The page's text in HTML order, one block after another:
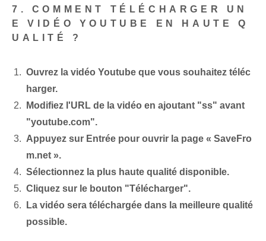
7. COMMENT TÉLÉCHARGER UN
E VIDÉO YOUTUBE EN HAUTE Q
UALITÉ ?
Ouvrez la vidéo Youtube que vous souhaitez téléc
harger.
Modifiez l'URL de la vidéo en ajoutant "ss" avant
"youtube.com".
Appuyez sur Entrée pour ouvrir la page « SaveFro
m.net ».
Sélectionnez la plus haute qualité disponible.
Cliquez sur le bouton "Télécharger".
La vidéo sera téléchargée dans la meilleure qualité
possible.